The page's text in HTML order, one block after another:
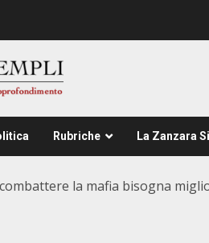
Rubriche La Zanzara
la mafia bisogna